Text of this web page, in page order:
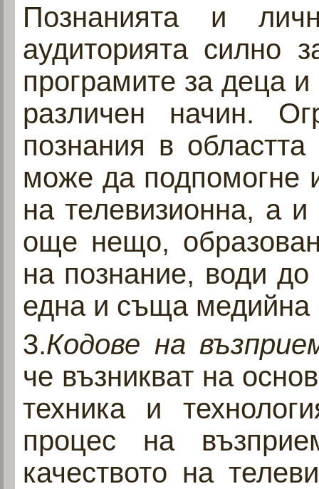
Познанията и
аудиторията силно
програмите за деца и
различен начин.
познания в
може да подпомогне
на телевизионна, а
още нещо,
на познание, води
една и съща медийна
3.Кодове на
че възникват на
техника и
процес на
качеството на